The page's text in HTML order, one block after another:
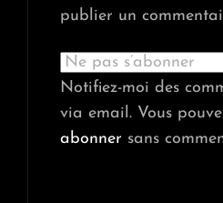
publier un
Notifiez-moi des
via email. Vous
abonner sans